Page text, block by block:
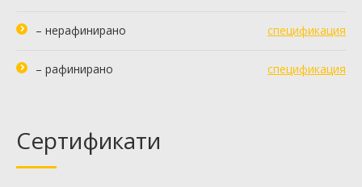
– нерафинирано спецификация
– рафинирано спецификация
Сертификати